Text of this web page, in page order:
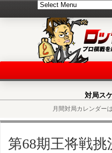
対局ス
月間対局カレンダー
第68期王将戦